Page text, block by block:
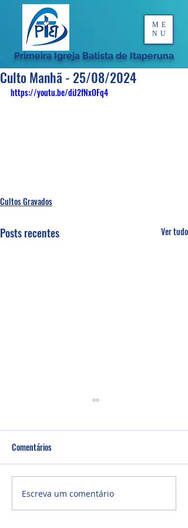
Primeira Igreja Batista de Itaperuna
ME
NU
Culto Manhã - 25/08/2024
https://youtu.be/diJ2fNxOFq4
Cultos Gravados
Posts recentes Ver tudo
Comentários
Escreva um comentário